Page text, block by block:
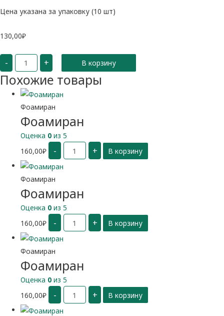
Цена указана за упаковку (10 шт)
130,00₽
-
Количество
Фоамиран
глиттерный
+ В корзину
Похожие товары
Фоамиран
Фоамиран
Оценка 0 из 5
160,00₽ -
Количество
Фоамиран
+ В корзину
Фоамиран
Фоамиран
Оценка 0 из 5
160,00₽ -
Количество
Фоамиран
+ В корзину
Фоамиран
Фоамиран
Оценка 0 из 5
160,00₽ -
Количество
Фоамиран
+ В корзину